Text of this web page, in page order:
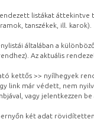
listákat
tanszékek, ill. karok).
általában a
Az aktuális
kettős >> nyílhegyek
link már védett, nem
vagy jelentkezzen
két adat